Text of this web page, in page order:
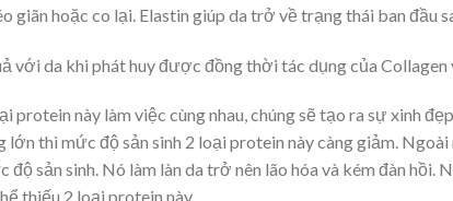
giãn hoặc co lại. Elastin giúp da trở về trạng thái ban đầu
với da khi phát huy được đồng thời tác dụng của Collagen
protein này làm việc cùng nhau, chúng sẽ tạo ra sự xinh
lớn thì mức độ sản sinh 2 loại protein này càng giảm.
độ sản sinh. Nó làm làn da trở nên lão hóa và kém đàn hồi.
thiếu 2 loại protein này.